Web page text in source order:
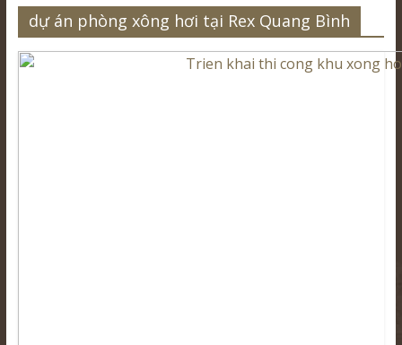
dự án phòng xông hơi tại Rex Quang Bình